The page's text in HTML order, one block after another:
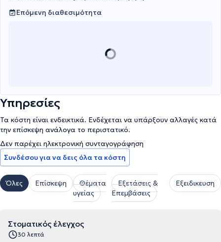
Επόμενη διαθεσιμότητα
Υπηρεσίες
Τα κόστη είναι ενδεικτικά. Ενδέχεται να υπάρξουν αλλαγές κατά
την επίσκεψη ανάλογα το περιστατικό.
Δεν παρέχει ηλεκτρονική συνταγογράφηση
Συνδέσου για να δεις όλα τα κόστη
Όλες Επίσκεψη
Θέματα
υγείας
Εξετάσεις &
Επεμβάσεις
Εξειδικευση
Στοματικός έλεγχος
30 λεπτά